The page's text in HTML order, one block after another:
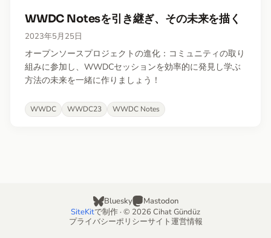
WWDC Notesを引き継ぎ、その未来を描く
2023年5月25日
オープンソースプロジェクトの進化：コミュニティの取り
組みに参加し、WWDCセッションを効率的に発見し学ぶ
方法の未来を一緒に作りましょう！
WWDC WWDC23 WWDC Notes
Bluesky
Mastodon
SiteKitで制作 · © 2026 Cihat Gündüz
プライバシーポリシーサイト運営情報